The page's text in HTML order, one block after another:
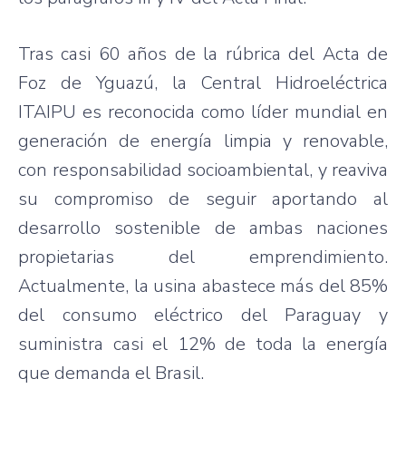
Tras casi 60 años de la rúbrica del Acta de
Foz de Yguazú, la Central Hidroeléctrica
ITAIPU es reconocida como líder mundial en
generación de energía limpia y renovable,
con responsabilidad socioambiental, y reaviva
su compromiso de seguir aportando al
desarrollo sostenible de ambas naciones
propietarias del emprendimiento.
Actualmente, la usina abastece más del 85%
del consumo eléctrico del Paraguay y
suministra casi el 12% de toda la energía
que demanda el Brasil.